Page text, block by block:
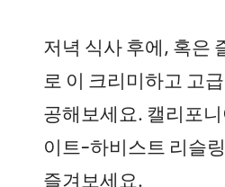
저녁 식사 후에, 혹은
로 이 크리미하고 고
공해보세요. 캘리포
이트-하비스트 리슬
즐겨보세요.